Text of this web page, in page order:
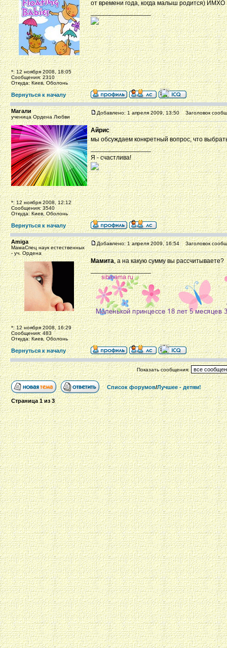
*: 12 ноября 2008, 18:05
Сообщения: 2310
Откуда: Киев, Оболонь
от времени года, когда малыш родится) ИМХО
_________________
Вернуться к началу
Магали
ученица Ордена Любви
*: 12 ноября 2008, 12:12
Сообщения: 3540
Откуда: Киев, Оболонь
Добавлено: 1 апреля 2009, 13:50 Заголовок
Айрис
мы обсуждаем конкретный вопрос, что
_________________
Я - счастлива!
Вернуться к началу
Amiga
МамаСпец наук естественных
- уч. Ордена
*: 12 ноября 2008, 16:29
Сообщения: 483
Откуда: Киев, Оболонь
Добавлено: 1 апреля 2009, 16:54 Заголовок
Мамита, а на какую сумму вы рассчитываете?
_________________
Вернуться к началу
Показать сообщения:
Список форумов/Лучшее - детям!
Страница1из3